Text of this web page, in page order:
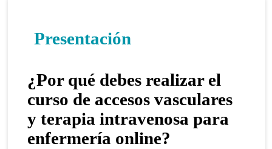
Presentación
¿Por qué debes realizar el
curso de accesos vasculares
y terapia intravenosa para
enfermería online?